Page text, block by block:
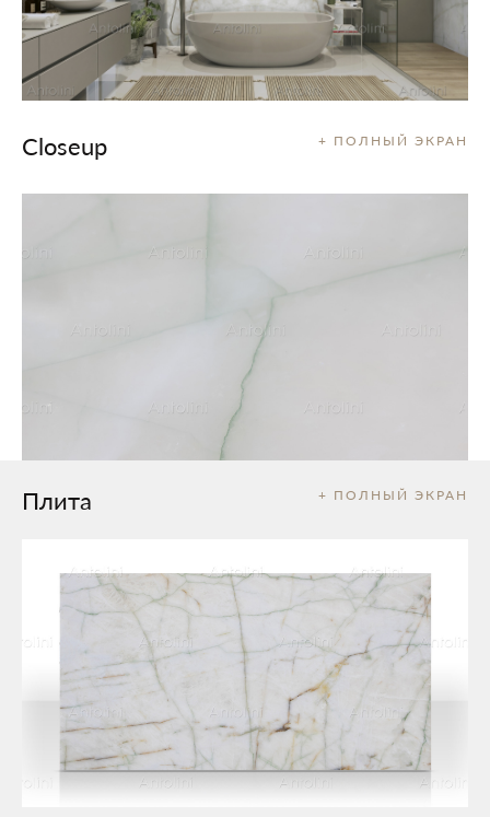
+ ПОЛНЫЙ ЭКРАН
Closeup
+ ПОЛНЫЙ ЭКРАН
Плита